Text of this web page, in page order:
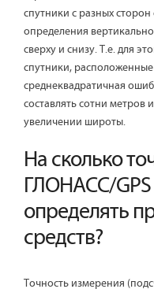
спутники с разных сторон
определения
сверху и снизу. Т.е. для
спутники,
среднеквадратичная
составлять сотни метров
увеличении широты.
На сколько
ГЛОНАСС/GPS
определять
средств?
Точность измерения